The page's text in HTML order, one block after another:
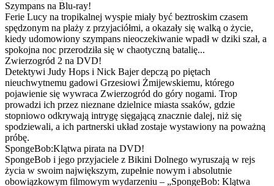
Szympans na Blu-ray!
Ferie Lucy na tropikalnej wyspie miały być beztroskim czasem
spędzonym na plaży z przyjaciółmi, a okazały się walką o życie,
kiedy udomowiony szympans nieoczekiwanie wpadł w dziki szał, a
spokojna noc przerodziła się w chaotyczną batalię...
Zwierzogród 2 na DVD!
Detektywi Judy Hops i Nick Bajer depczą po piętach
nieuchwytnemu gadowi Grzesiowi Żmijewskiemu, którego
pojawienie się wywraca Zwierzogród do góry nogami. Trop
prowadzi ich przez nieznane dzielnice miasta ssaków, gdzie
stopniowo odkrywają intrygę sięgającą znacznie dalej, niż się
spodziewali, a ich partnerski układ zostaje wystawiony na poważną
próbę.
SpongeBob:Klątwa pirata na DVD!
SpongeBob i jego przyjaciele z Bikini Dolnego wyruszają w rejs
życia w swoim największym, zupełnie nowym i absolutnie
obowiązkowym filmowym wydarzeniu – „SpongeBob: Klątwa